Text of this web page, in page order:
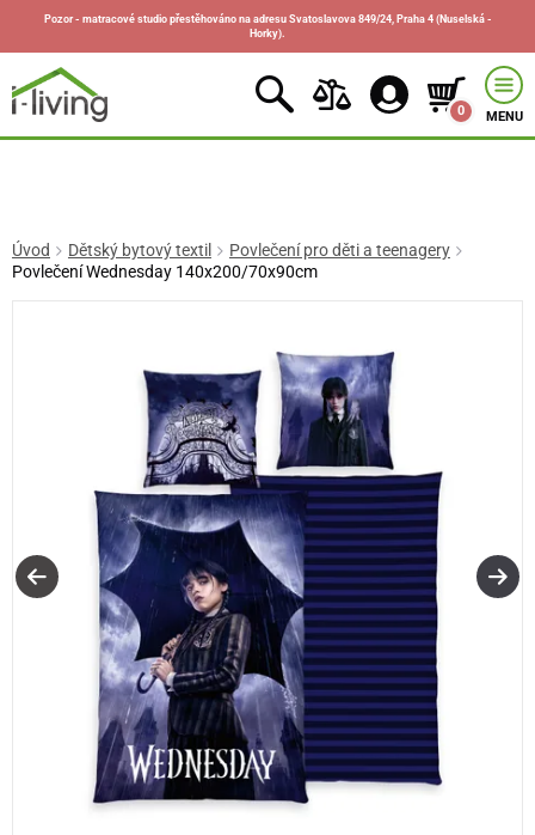
Pozor - matracové studio přestěhováno na adresu Svatoslavova 849/24, Praha 4 (Nuselská -
Horky).
0 MENU
Úvod Dětský bytový textil
Povlečení pro děti a teenagery
Povlečení Wednesday 140x200/70x90cm